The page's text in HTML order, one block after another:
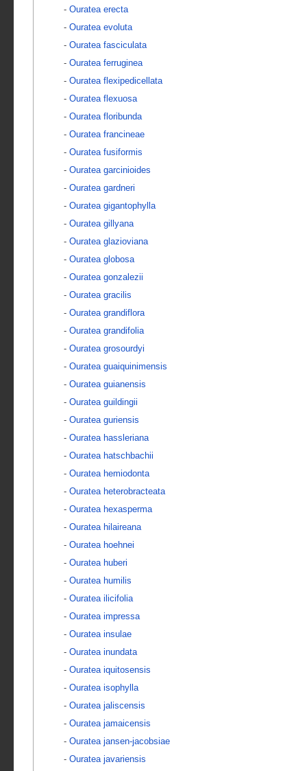
- Ouratea erecta
- Ouratea evoluta
- Ouratea fasciculata
- Ouratea ferruginea
- Ouratea flexipedicellata
- Ouratea flexuosa
- Ouratea floribunda
- Ouratea francineae
- Ouratea fusiformis
- Ouratea garcinioides
- Ouratea gardneri
- Ouratea gigantophylla
- Ouratea gillyana
- Ouratea glazioviana
- Ouratea globosa
- Ouratea gonzalezii
- Ouratea gracilis
- Ouratea grandiflora
- Ouratea grandifolia
- Ouratea grosourdyi
- Ouratea guaiquinimensis
- Ouratea guianensis
- Ouratea guildingii
- Ouratea guriensis
- Ouratea hassleriana
- Ouratea hatschbachii
- Ouratea hemiodonta
- Ouratea heterobracteata
- Ouratea hexasperma
- Ouratea hilaireana
- Ouratea hoehnei
- Ouratea huberi
- Ouratea humilis
- Ouratea ilicifolia
- Ouratea impressa
- Ouratea insulae
- Ouratea inundata
- Ouratea iquitosensis
- Ouratea isophylla
- Ouratea jaliscensis
- Ouratea jamaicensis
- Ouratea jansen-jacobsiae
- Ouratea javariensis